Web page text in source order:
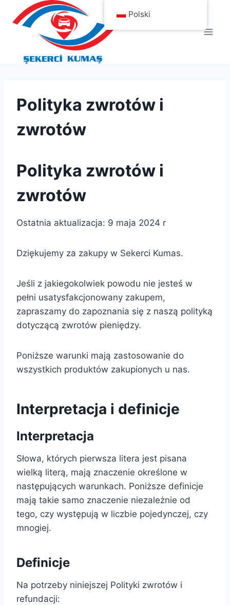
Przejdź
Polityka zwrotów i
zwrotów
Polityka zwrotów i
zwrotów
Ostatnia aktualizacja: 9 maja 2024 r
Dziękujemy za zakupy w Sekerci Kumas.
Jeśli z jakiegokolwiek powodu nie jesteś w
pełni usatysfakcjonowany zakupem,
zapraszamy do zapoznania się z naszą polityką
dotyczącą zwrotów pieniędzy.
Poniższe warunki mają zastosowanie do
wszystkich produktów zakupionych u nas.
Interpretacja i definicje
Interpretacja
Słowa, których pierwsza litera jest pisana
wielką literą, mają znaczenie określone w
następujących warunkach. Poniższe definicje
mają takie samo znaczenie niezależnie od
tego, czy występują w liczbie pojedynczej, czy
mnogiej.
Definicje
Na potrzeby niniejszej Polityki zwrotów i
refundacji:
Polski